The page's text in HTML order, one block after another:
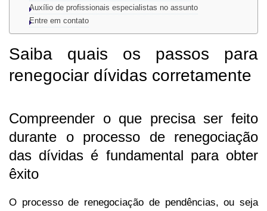
Auxílio de profissionais especialistas no assunto
Entre em contato
Saiba quais os passos para
renegociar dívidas corretamente
Compreender o que precisa ser feito
durante o processo de renegociação
das dívidas é fundamental para obter
êxito
O processo de renegociação de pendências, ou seja